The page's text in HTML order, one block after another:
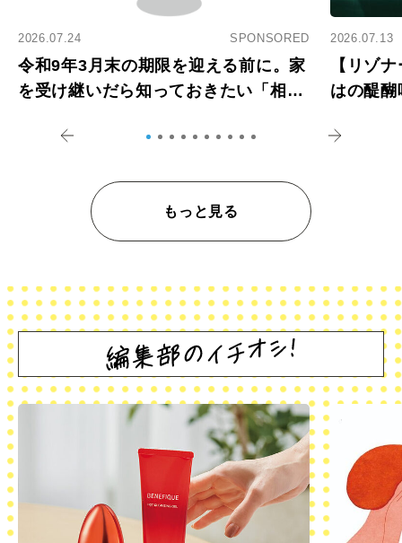
2026.07.24 SPONSORED
令和9年3月末の期限を迎える前に。家
を受け継いだら知っておきたい「相続
2026.07.13
【リゾ
はの醍
もっと見る